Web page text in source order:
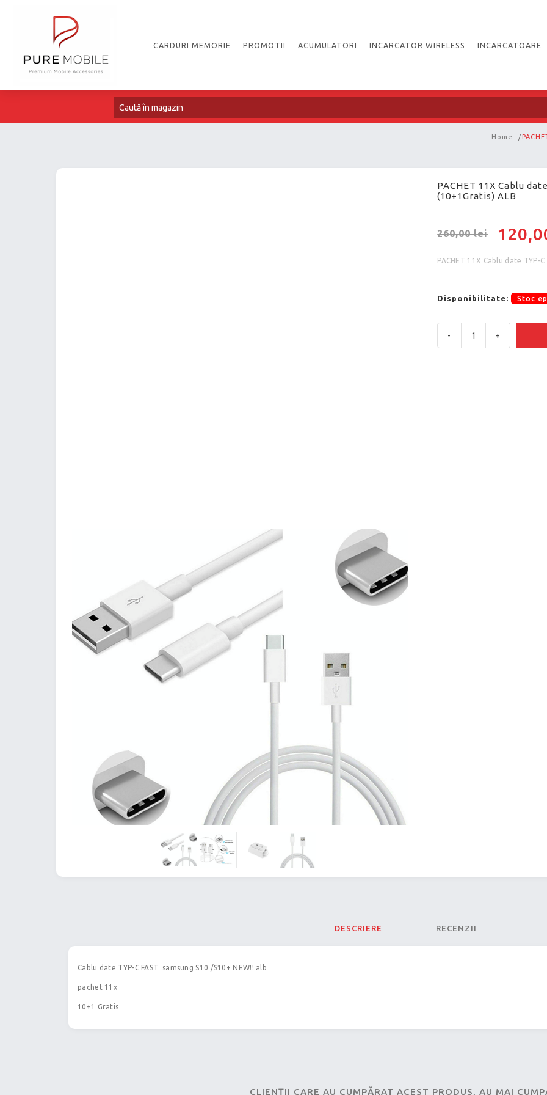
CARDURI MEMORIE PROMOTII ACUMULATORI INCARCATOR WIRELESS INCARCATOARE
Home /
PACHET 11X Cablu
(10+1Gratis) ALB
260,00 lei
PACHET 11X Cablu date TYP-
Disponibilitate: Stoc
- +
DESCRIERE RECENZII
Cablu date TYP-C FAST samsung S10 /S10+ NEW!! alb
pachet 11x
10+1 Gratis
CLIENȚII CARE AU CUMPĂRAT ACEST PRODUS, AU MAI